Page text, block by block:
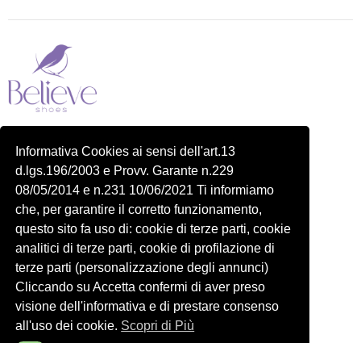
Informativa Cookies ai sensi dell'art.13
d.lgs.196/2003 e Provv. Garante n.229
08/05/2014 e n.231 10/06/2021 Ti informiamo
che, per garantire il corretto funzionamento,
questo sito fa uso di: cookie di terze parti, cookie
analitici di terze parti, cookie di profilazione di
terze parti (personalizzazione degli annunci)
Cliccando su Accetta confermi di aver preso
visione dell'informativa e di prestare consenso
all'uso dei cookie. Scopri di Più
P.IVA 14822091006
N.REA: RM-1548401
C.SOCIALE: €10,00
334 918 4321
Shop
Donna
Bambini
Account
Carrello
Profilo
Ordini
Wishlist